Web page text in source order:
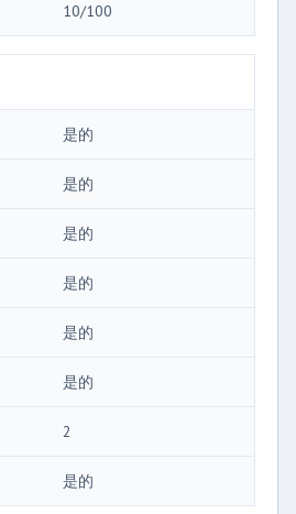
10/100
是的
是的
是的
是的
是的
是的
2
是的